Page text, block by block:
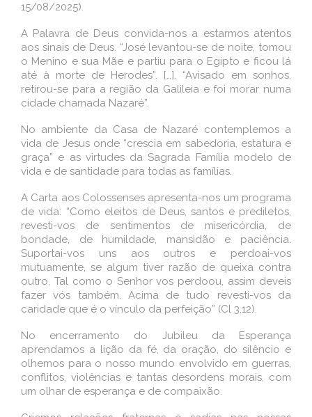
15/08/2025).
A Palavra de Deus convida-nos a estarmos atentos
aos sinais de Deus. “José levantou-se de noite, tomou
o Menino e sua Mãe e partiu para o Egipto e ficou lá
até à morte de Herodes”. […]. “Avisado em sonhos,
retirou-se para a região da Galileia e foi morar numa
cidade chamada Nazaré”.
No ambiente da Casa de Nazaré contemplemos a
vida de Jesus onde “crescia em sabedoria, estatura e
graça” e as virtudes da Sagrada Família modelo de
vida e de santidade para todas as famílias.
A Carta aos Colossenses apresenta-nos um programa
de vida: “Como eleitos de Deus, santos e prediletos,
revesti-vos de sentimentos de misericórdia, de
bondade, de humildade, mansidão e paciência.
Suportai-vos uns aos outros e perdoai-vos
mutuamente, se algum tiver razão de queixa contra
outro. Tal como o Senhor vos perdoou, assim deveis
fazer vós também. Acima de tudo revesti-vos da
caridade que é o vínculo da perfeição” (Cl 3,12).
No encerramento do Jubileu da Esperança
aprendamos a lição da fé, da oração, do silêncio e
olhemos para o nosso mundo envolvido em guerras,
conflitos, violências e tantas desordens morais, com
um olhar de esperança e de compaixão.